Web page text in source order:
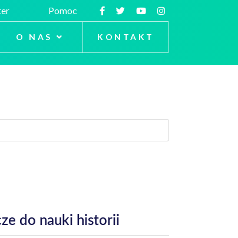
Pomoc
O NAS KONTAKT
do nauki historii